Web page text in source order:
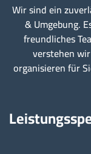
Wir sind ein
& Umgebung.
freundliches
verstehen
organisieren für